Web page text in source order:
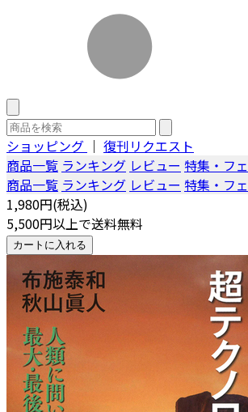
ショッピング ｜ 復刊リクエスト
商品一覧 ランキング レビュー 特集・フ
商品一覧 ランキング レビュー 特集・フ
1,980円(税込)
5,500円以上で送料無料
カートに入れる